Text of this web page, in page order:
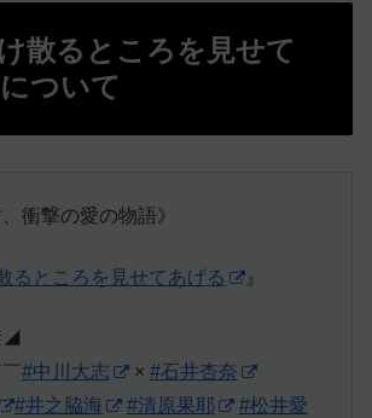
散るところを見せて
ついて
衝撃の愛の物語》
るところを見せてあげる 』
◢
#中川大志 × #石井杏奈
#井之脇海 #清原果耶
#松井愛